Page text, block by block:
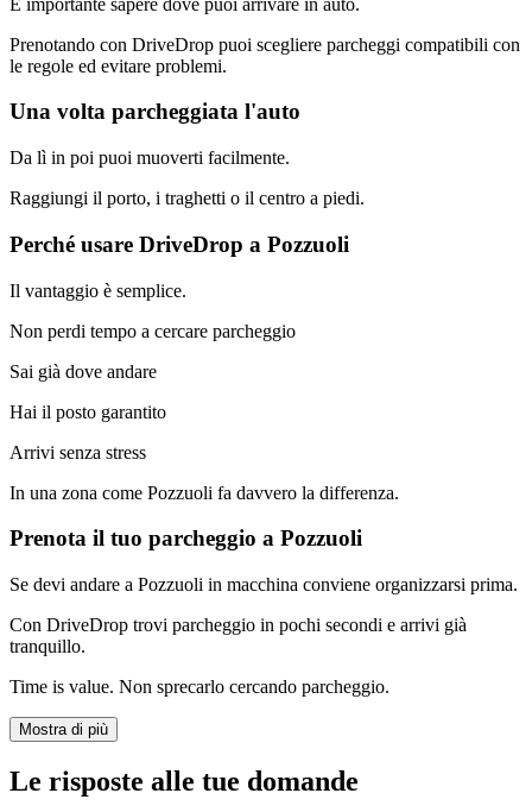
Prenotando con DriveDrop puoi scegliere parcheggi compatibili con
le regole ed evitare problemi.
Una volta parcheggiata l'auto
Da lì in poi puoi muoverti facilmente.
Raggiungi il porto, i traghetti o il centro a piedi.
Perché usare DriveDrop a Pozzuoli
Il vantaggio è semplice.
Non perdi tempo a cercare parcheggio
Sai già dove andare
Hai il posto garantito
Arrivi senza stress
In una zona come Pozzuoli fa davvero la differenza.
Prenota il tuo parcheggio a Pozzuoli
Se devi andare a Pozzuoli in macchina conviene organizzarsi prima.
Con DriveDrop trovi parcheggio in pochi secondi e arrivi già
tranquillo.
Time is value. Non sprecarlo cercando parcheggio.
Mostra di più
Le risposte alle tue domande